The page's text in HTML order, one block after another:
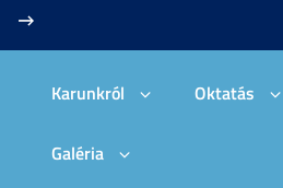
Karunkról Oktatás
Galéria